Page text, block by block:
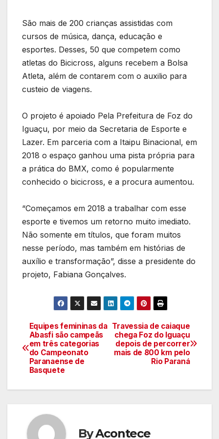
São mais de 200 crianças assistidas com
cursos de música, dança, educação e
esportes. Desses, 50 que competem como
atletas do Bicicross, alguns recebem a Bolsa
Atleta, além de contarem com o auxilio para
custeio de viagens.
O projeto é apoiado Pela Prefeitura de Foz do
Iguaçu, por meio da Secretaria de Esporte e
Lazer. Em parceria com a Itaipu Binacional, em
2018 o espaço ganhou uma pista própria para
a prática do BMX, como é popularmente
conhecido o bicicross, e a procura aumentou.
“Começamos em 2018 a trabalhar com esse
esporte e tivemos um retorno muito imediato.
Não somente em títulos, que foram muitos
nesse período, mas também em histórias de
auxílio e transformação”, disse a presidente do
projeto, Fabiana Gonçalves.
Navegação
de
artigos
Travessia de caiaque
chega Foz do Iguaçu
depois de percorrer
mais de 800 km pelo
Rio Paraná
Equipes femininas da
Abasfi são campeãs
em três categorias
do Campeonato
Paranaense de
Basquete
ByAcontece